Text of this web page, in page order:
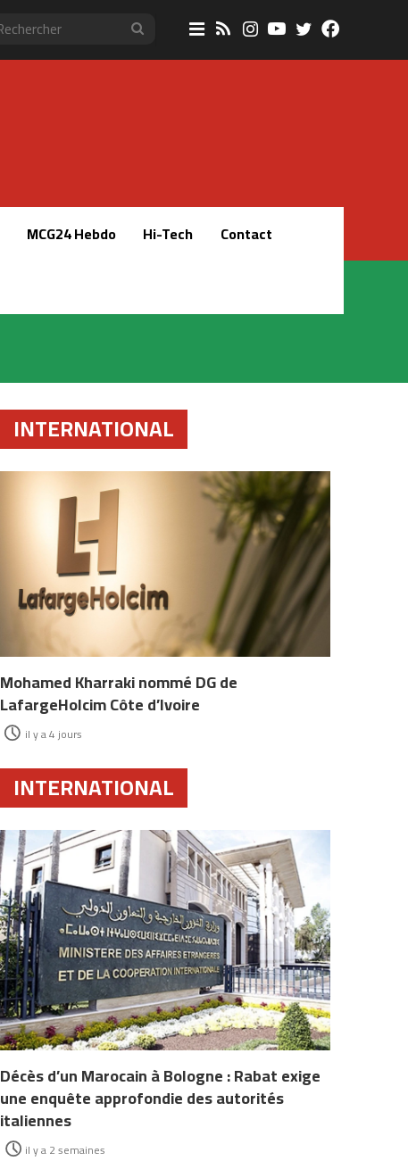
RechercherSidebar
(barre
RSSInstagram
YouTube
Twitter
MCG24 Hebdo Hi-Tech
Contact
INTERNATIONAL
Mohamed Kharraki nommé DG de
LafargeHolcim Côte d’Ivoire
il y a 4 jours
INTERNATIONAL
Décès d’un Marocain à Bologne : Rabat exige
une enquête approfondie des autorités
italiennes
il y a 2 semaines